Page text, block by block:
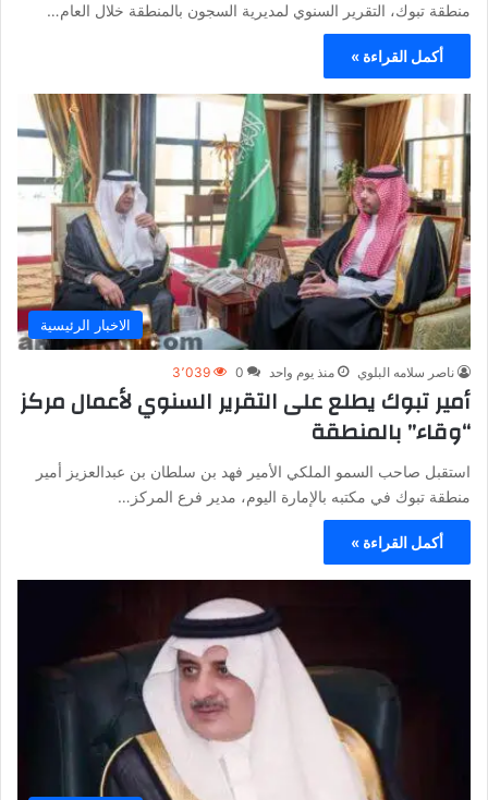
منطقة تبوك، التقرير السنوي لمديرية السجون بالمنطقة خلال العام…
أكمل القراءة »
الاخبار الرئيسية
ناصر سلامه البلوي منذ يوم واحد 0 3٬039
أمير تبوك يطلع على التقرير السنوي لأعمال مركز
“وقاء” بالمنطقة
استقبل صاحب السمو الملكي الأمير فهد بن سلطان بن عبدالعزيز أمير
منطقة تبوك في مكتبه بالإمارة اليوم، مدير فرع المركز…
أكمل القراءة »